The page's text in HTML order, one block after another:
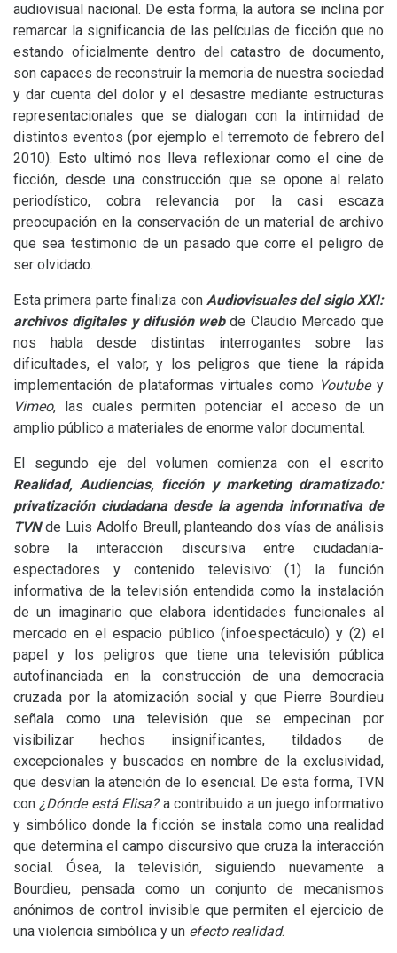
audiovisual nacional. De esta forma, la autora se inclina por
remarcar la significancia de las películas de ficción que no
estando oficialmente dentro del catastro de documento,
son capaces de reconstruir la memoria de nuestra sociedad
y dar cuenta del dolor y el desastre mediante estructuras
representacionales que se dialogan con la intimidad de
distintos eventos (por ejemplo el terremoto de febrero del
2010). Esto ultimó nos lleva reflexionar como el cine de
ficción, desde una construcción que se opone al relato
periodístico, cobra relevancia por la casi escaza
preocupación en la conservación de un material de archivo
que sea testimonio de un pasado que corre el peligro de
ser olvidado.
Esta primera parte finaliza con Audiovisuales del sigloXXI:
archivos digitales y difusión web de Claudio Mercado que
nos habla desde distintas interrogantes sobre las
dificultades, el valor, y los peligros que tiene la rápida
implementación de plataformas virtuales como Youtubey
Vimeo, las cuales permiten potenciar el acceso de un
amplio público a materiales de enorme valor documental.
El segundo eje del volumen comienza con el escrito
Realidad, Audiencias, ficción y marketing dramatizado:
privatización ciudadana desde la agenda informativa de
TVN de Luis Adolfo Breull, planteando dos vías de análisis
sobre la interacción discursiva entre ciudadanía-
espectadores y contenido televisivo: (1) la función
informativa de la televisión entendida como la instalación
de un imaginario que elabora identidades funcionales al
mercado en el espacio público (infoespectáculo) y (2) el
papel y los peligros que tiene una televisión pública
autofinanciada en la construcción de una democracia
cruzada por la atomización social y que Pierre Bourdieu
señala como una televisión que se empecinan por
visibilizar hechos insignificantes, tildados de
excepcionales y buscados en nombre de la exclusividad,
que desvían la atención de lo esencial. De esta forma, TVN
con¿Dónde está Elisa?a contribuido a un juego informativo
y simbólico donde la ficción se instala como una realidad
que determina el campo discursivo que cruza la interacción
social. Ósea, la televisión, siguiendo nuevamente a
Bourdieu, pensada como un conjunto de mecanismos
anónimos de control invisible que permiten el ejercicio de
una violencia simbólica y un efecto realidad.